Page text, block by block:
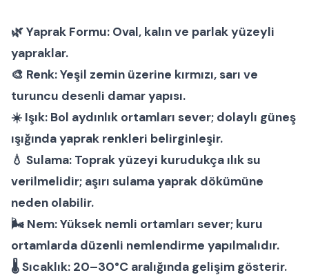
🌿Yaprak Formu: Oval, kalın ve parlak yüzeyli
yapraklar.
🎨 Renk:Yeşil zemin üzerine kırmızı, sarı ve
turuncu desenli damar yapısı.
☀️ Işık: Bol aydınlık ortamları sever; dolaylı güneş
ışığında yaprak renkleri belirginleşir.
💧 Sulama: Toprak yüzeyi kurudukça ılık su
verilmelidir; aşırı sulama yaprak dökümüne
neden olabilir.
🌬 Nem:Yüksek nemli ortamları sever; kuru
ortamlarda düzenli nemlendirme yapılmalıdır.
🌡Sıcaklık: 20–30°C aralığında gelişim gösterir.